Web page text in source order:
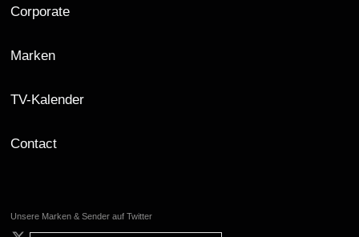
Corporate
Marken
TV-Kalender
Contact
Unsere Marken & Sender auf Twitter